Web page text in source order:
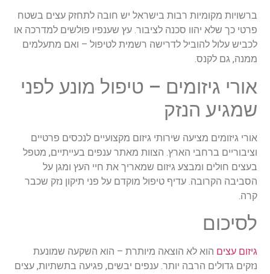
ברשויות מקומיות רבות בישראל יש חובה לתחזק עצים בשטח
פרטי כך שלא יהוו סכנה לציבור. עץ שענפיו פולשים למדרכה או
לכביש עלול להוביל לדרישה רשמית לטיפול – ואם מתעלמים
ממנה, גם לקנס.
אורי גיזומים – טיפול מונע לפני
שמגיע הנזק
אורי גיזומים מציעה שירותי גיזום מקצועיים לנכסים פרטיים
וציבוריים ברחבי הארץ. הצוות מאתר ענפים בעייתיים, מטפל
בעצים חולים ומבצע גיזום שמאריך את חיי העץ ומגן על
הסביבה הקרובה. עדיף טיפול מוקדם על פני תיקון נזק שכבר
קרה.
לסיכום
גיזום עצים הוא לא הוצאה מיותרת – הוא השקעה שמונעת
נזקים גדולים הרבה יותר. ענפים יבשים, פגיעה בתשתיות, עצים